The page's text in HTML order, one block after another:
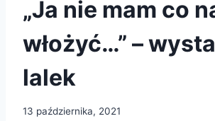
„Ja nie mam co
włożyć…” –
lalek
13 października, 2021